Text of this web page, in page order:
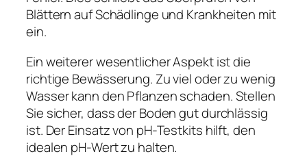
Blättern auf Schädlinge und Krankheiten mit
ein.
Ein weiterer wesentlicher Aspekt ist die
richtige Bewässerung. Zu viel oder zu wenig
Wasser kann den Pflanzen schaden. Stellen
Sie sicher, dass der Boden gut durchlässig
ist. Der Einsatz von pH-Testkits hilft, den
idealen pH-Wert zu halten.